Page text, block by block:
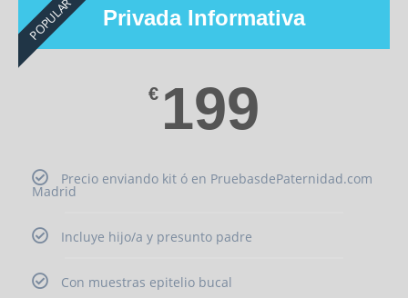
Privada Informativa
€ 199
Precio enviando kit ó en PruebasdePaternidad.com
Madrid
Incluye hijo/a y presunto padre
Con muestras epitelio bucal
POPULAR